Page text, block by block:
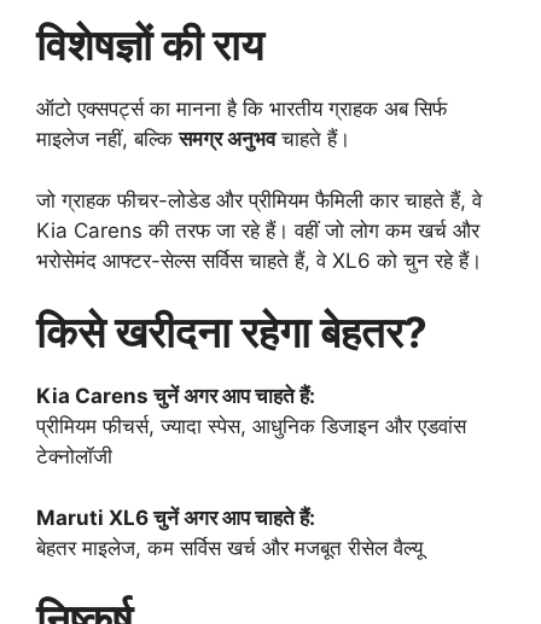
विशेषज्ञों की राय
ऑटो एक्सपर्ट्स का मानना है कि भारतीय ग्राहक अब सिर्फ
माइलेज नहीं, बल्किसमग्र अनुभवचाहते हैं।
जो ग्राहक फीचर-लोडेड और प्रीमियम फैमिली कार चाहते हैं, वे
Kia Carens की तरफ जा रहे हैं। वहीं जो लोग कम खर्च और
भरोसेमंद आफ्टर-सेल्स सर्विस चाहते हैं, वे XL6 को चुन रहे हैं।
किसे खरीदना रहेगा बेहतर?
Kia Carens चुनें अगर आप चाहते हैं:
प्रीमियम फीचर्स, ज्यादा स्पेस, आधुनिक डिजाइन और एडवांस
टेक्नोलॉजी
Maruti XL6 चुनें अगर आप चाहते हैं:
बेहतर माइलेज, कम सर्विस खर्च और मजबूत रीसेल वैल्यू